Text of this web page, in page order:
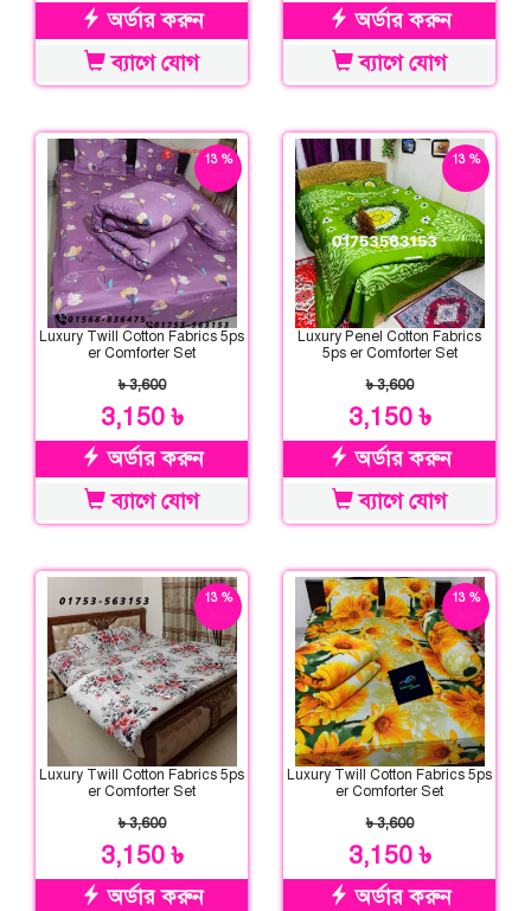
অর্ডার করুন
ব্যাগে যোগ
অর্ডার করুন
ব্যাগে যোগ
13 %
Luxury Twill Cotton Fabrics 5ps
er Comforter Set
৳ 3,600
3,150 ৳
অর্ডার করুন
ব্যাগে যোগ
13 %
Luxury Penel Cotton Fabrics
5ps er Comforter Set
৳ 3,600
3,150 ৳
অর্ডার করুন
ব্যাগে যোগ
13 %
Luxury Twill Cotton Fabrics 5ps
er Comforter Set
৳ 3,600
3,150 ৳
অর্ডার করুন
13 %
Luxury Twill Cotton Fabrics 5ps
er Comforter Set
৳ 3,600
3,150 ৳
অর্ডার করুন